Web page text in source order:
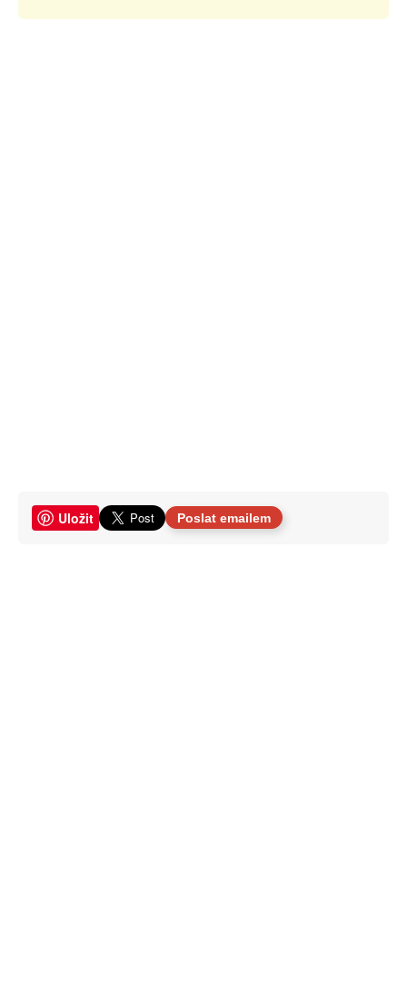
Uložit Poslat emailem